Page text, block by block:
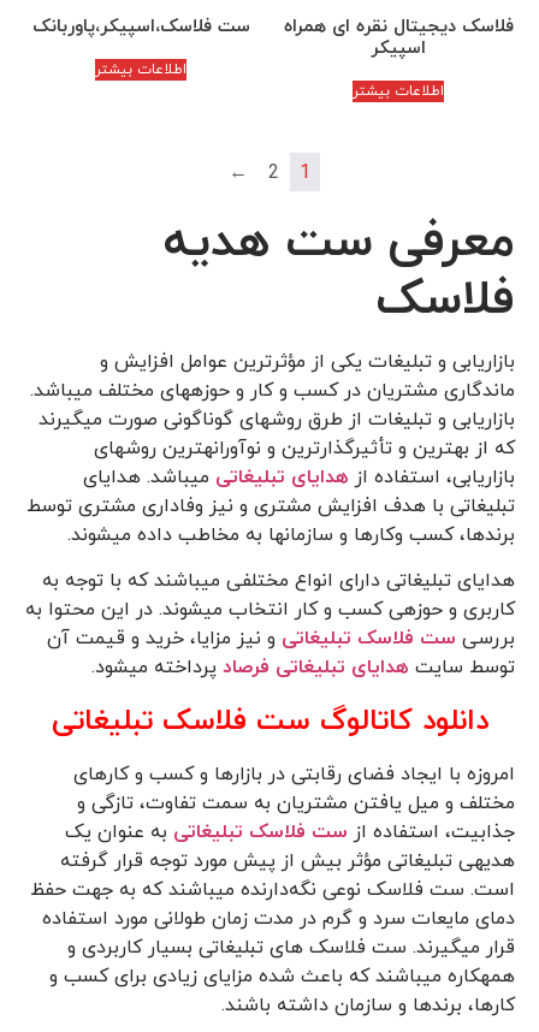
فلاسک دیجیتال نقره ای همراه
اسپیکر
اطلاعات بیشتر
ست فلاسک،اسپیکر،پاوربانک
اطلاعات بیشتر
1
2
←
معرفی ست هدیه
فلاسک
بازاریابی و تبلیغات یکی از مؤثرترین عوامل افزایش و
ماندگاری مشتریان در کسب و کار و حوزه­های مختلف می­باشد.
بازاریابی و تبلیغات از طرق روش­های گوناگونی صورت می­گیرند
که از بهترین و تأثیرگذارترین و نوآورانه­ترین روش­های
بازاریابی، استفاده از هدایای تبلیغاتی می­باشد. هدایای
تبلیغاتی با هدف افزایش مشتری و نیز وفاداری مشتری توسط
برندها، کسب وکارها و سازمان­ها به مخاطب داده می­شوند.
هدایای تبلیغاتی دارای انواع مختلفی می­باشند که با توجه به
کاربری و حوزه­ی کسب و کار انتخاب می­شوند. در این محتوا به
بررسی ست فلاسک تبلیغاتی و نیز مزایا، خرید و قیمت آن
توسط سایت هدایای تبلیغاتی فرصادپرداخته می­شود.
دانلود کاتالوگ ست فلاسک تبلیغاتی
امروزه با ایجاد فضای رقابتی در بازارها و کسب و کارهای
مختلف و میل یافتن مشتریان به سمت تفاوت، تازگی و
جذابیت، استفاده از ست فلاسک تبلیغاتی به عنوان یک
هدیه­ی تبلیغاتی مؤثر بیش از پیش مورد توجه قرار گرفته
است. ست فلاسک نوعی نگه‌دارنده می­باشند که به جهت حفظ
دمای مایعات سرد و گرم در مدت زمان طولانی مورد استفاده
قرار می­گیرند. ست فلاسک­ های تبلیغاتی بسیار کاربردی و
همه­کاره می­باشند که باعث شده مزایای زیادی برای کسب و
کارها، برندها و سازمان داشته باشند.